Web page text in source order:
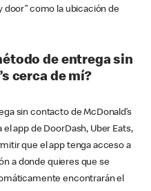
door” como la ubicación de
de entrega sin
cerca de mí?
sin contacto de McDonald’s
app de DoorDash, Uber Eats,
que el app tenga acceso a
a donde quieres que se
encontrarán el